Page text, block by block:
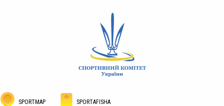
SPORTMAP SPORTAFISHA